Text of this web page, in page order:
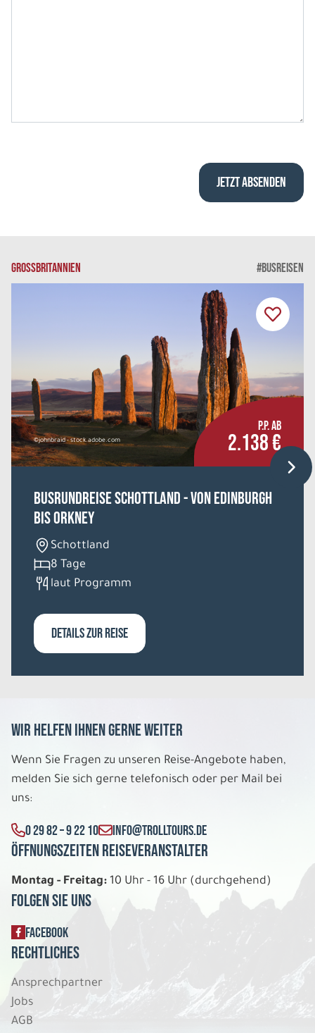
GROSSBRITANNIEN #BUSREISEN
©johnbraid - stock.adobe.com
P.P. AB
2.138 €
Busrundreise Schottland - von Edinburgh
bis Orkney
Schottland
8 Tage
laut Programm
DETAILS ZUR REISE
Wir helfen Ihnen gerne weiter
Wenn Sie Fragen zu unseren Reise-Angebote haben,
melden Sie sich gerne telefonisch oder per Mail bei
uns:
0 29 82 – 9 22 10 INFO@TROLLTOURS.DE
Öffnungszeiten Reiseveranstalter
Montag - Freitag: 10 Uhr - 16 Uhr (durchgehend)
Folgen Sie uns
FACEBOOK
Rechtliches
Ansprechpartner
Jobs
AGB